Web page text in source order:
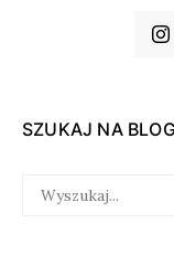
SZUKAJ NA
FOR: